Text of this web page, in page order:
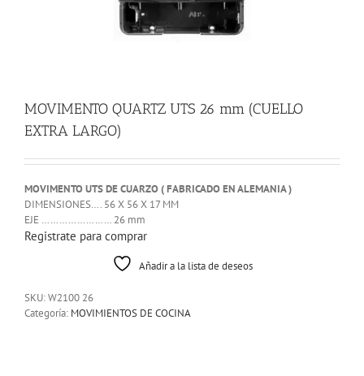
MOVIMENTO QUARTZ UTS 26 mm (CUELLO
EXTRA LARGO)
MOVIMENTO UTS DE CUARZO ( FABRICADO EN ALEMANIA )
DIMENSIONES…. 56 X 56 X 17 MM
EJE …………………… 26 mm
Registrate para comprar
Añadir a la lista de deseos
SKU:W2100 26
Categoría: MOVIMIENTOS DE COCINA